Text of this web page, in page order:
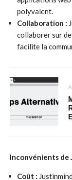
polyvalent.
Collaboration :
collaborer sur
facilite la
Inconvénients de
Coût :